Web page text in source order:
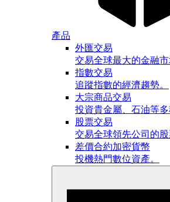
產品
外匯交易
交易全球最大的金融市
指數交易
追蹤指數的經濟趨勢。
大宗商品交易
投資貴金屬、石油等多
股票交易
交易全球領先公司的股
差價合約加密貨幣
投機熱門數位資產。